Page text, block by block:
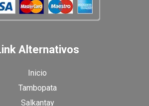
Alternativos
Inicio
Tambopata
Salkantay